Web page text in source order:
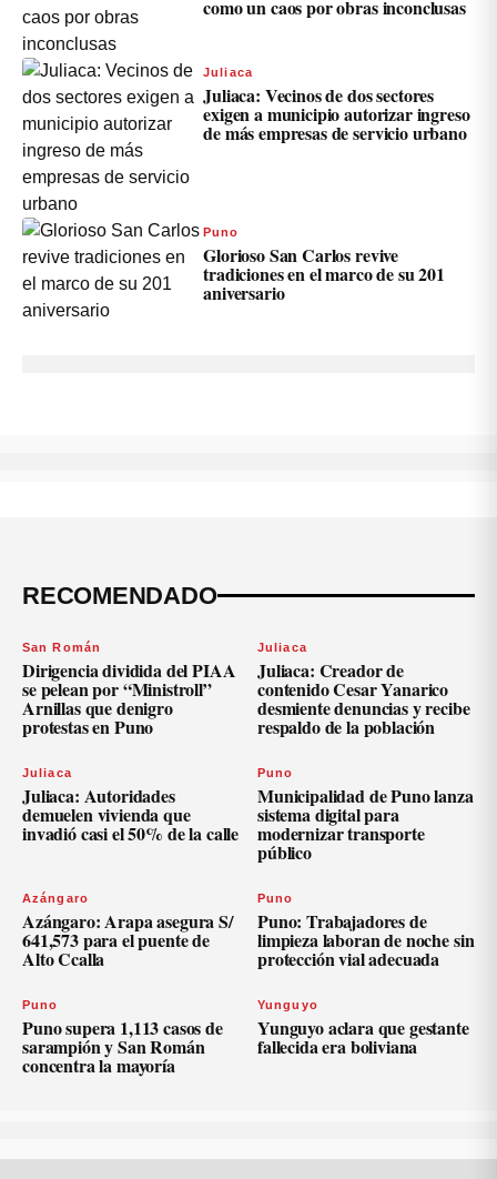
como un caos por obras inconclusas
Juliaca
Juliaca: Vecinos de dos sectores
exigen a municipio autorizar ingreso
de más empresas de servicio urbano
Puno
Glorioso San Carlos revive
tradiciones en el marco de su 201
aniversario
RECOMENDADO
San Román
Dirigencia dividida del PIAA
se pelean por “Ministroll”
Arnillas que denigro
protestas en Puno
Juliaca
Juliaca: Creador de
contenido Cesar Yanarico
desmiente denuncias y recibe
respaldo de la población
Juliaca
Juliaca: Autoridades
demuelen vivienda que
invadió casi el 50% de la calle
Puno
Municipalidad de Puno lanza
sistema digital para
modernizar transporte
público
Azángaro
Azángaro: Arapa asegura S/
641,573 para el puente de
Alto Ccalla
Puno
Puno: Trabajadores de
limpieza laboran de noche sin
protección vial adecuada
Puno
Puno supera 1,113 casos de
sarampión y San Román
concentra la mayoría
Yunguyo
Yunguyo aclara que gestante
fallecida era boliviana